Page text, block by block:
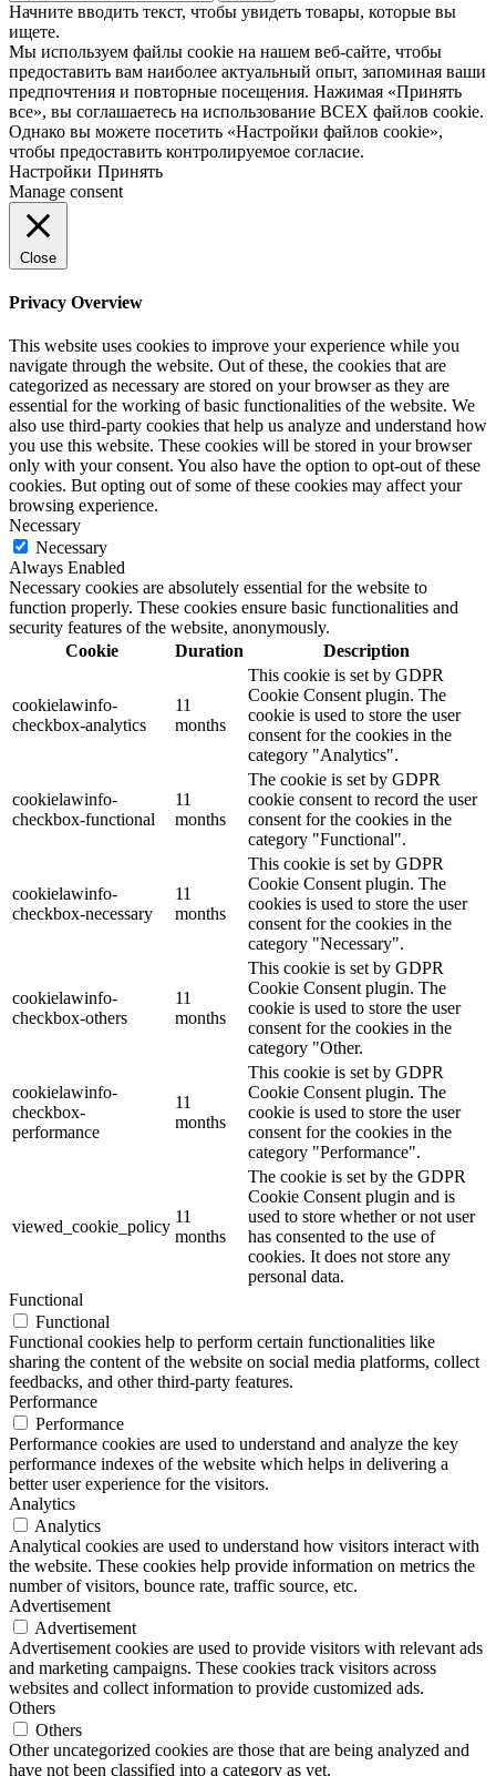
Начните вводить текст, чтобы увидеть товары, которые вы
ищете.
Мы используем файлы cookie на нашем веб-сайте, чтобы
предоставить вам наиболее актуальный опыт, запоминая ваши
предпочтения и повторные посещения. Нажимая «Принять
все», вы соглашаетесь на использование ВСЕХ файлов cookie.
Однако вы можете посетить «Настройки файлов cookie»,
чтобы предоставить контролируемое согласие.
Настройки Принять
Manage consent
Close
Privacy Overview
This website uses cookies to improve your experience while you
navigate through the website. Out of these, the cookies that are
categorized as necessary are stored on your browser as they are
essential for the working of basic functionalities of the website. We
also use third-party cookies that help us analyze and understand how
you use this website. These cookies will be stored in your browser
only with your consent. You also have the option to opt-out of these
cookies. But opting out of some of these cookies may affect your
browsing experience.
Necessary
Necessary
Always Enabled
Necessary cookies are absolutely essential for the website to
function properly. These cookies ensure basic functionalities and
security features of the website, anonymously.
Cookie
Duration Description
cookielawinfo-
checkbox-analytics
11
months
This cookie is set by GDPR
Cookie Consent plugin. The
cookie is used to store the user
consent for the cookies in the
category "Analytics".
cookielawinfo-
checkbox-functional
11
months
The cookie is set by GDPR
cookie consent to record the user
consent for the cookies in the
category "Functional".
cookielawinfo-
checkbox-necessary
11
months
This cookie is set by GDPR
Cookie Consent plugin. The
cookies is used to store the user
consent for the cookies in the
category "Necessary".
cookielawinfo-
checkbox-others
11
months
This cookie is set by GDPR
Cookie Consent plugin. The
cookie is used to store the user
consent for the cookies in the
category "Other.
cookielawinfo-
checkbox-
performance
11
months
This cookie is set by GDPR
Cookie Consent plugin. The
cookie is used to store the user
consent for the cookies in the
category "Performance".
viewed_cookie_policy
11
months
The cookie is set by the GDPR
Cookie Consent plugin and is
used to store whether or not user
has consented to the use of
cookies. It does not store any
personal data.
Functional
Functional
Functional cookies help to perform certain functionalities like
sharing the content of the website on social media platforms, collect
feedbacks, and other third-party features.
Performance
Performance
Performance cookies are used to understand and analyze the key
performance indexes of the website which helps in delivering a
better user experience for the visitors.
Analytics
Analytics
Analytical cookies are used to understand how visitors interact with
the website. These cookies help provide information on metrics the
number of visitors, bounce rate, traffic source, etc.
Advertisement
Advertisement
Advertisement cookies are used to provide visitors with relevant ads
and marketing campaigns. These cookies track visitors across
websites and collect information to provide customized ads.
Others
Others
Other uncategorized cookies are those that are being analyzed and
have not been classified into a category as yet.